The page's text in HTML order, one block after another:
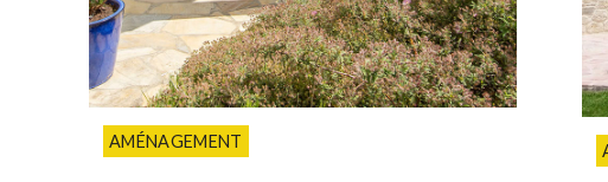
AMÉNAGEMENT